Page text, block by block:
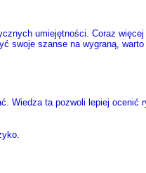
umiejętności. Coraz
swoje szanse na wygraną,
Wiedza ta pozwoli lepiej ocenić